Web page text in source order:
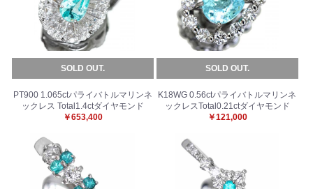
SOLD OUT.
PT900 1.065ctパライバトルマリンネ
ックレス Total1.4ctダイヤモンド
￥653,400
SOLD OUT.
K18WG 0.56ctパライバトルマリンネ
ックレスTotal0.21ctダイヤモンド
￥121,000